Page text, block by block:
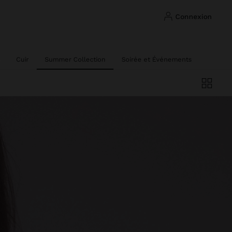
connexion
Cuir Summer Collection Soirée et Événements